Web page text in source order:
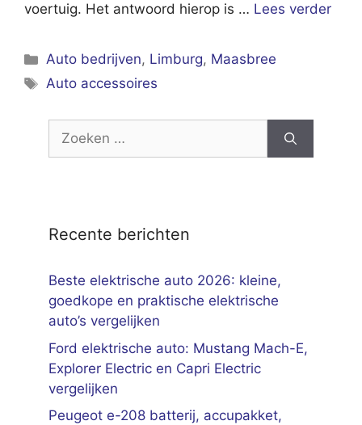
voertuig. Het antwoord hierop is … Lees verder
Categorieën
Auto bedrijven, Limburg, Maasbree
Tags
Auto accessoires
Zoek
Recente berichten
Beste elektrische auto 2026: kleine,
goedkope en praktische elektrische
auto’s vergelijken
Ford elektrische auto: Mustang Mach-E,
Explorer Electric en Capri Electric
vergelijken
Peugeot e-208 batterij, accupakket,